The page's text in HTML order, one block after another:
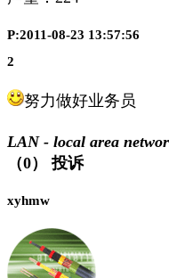
P:2011-08-23 13:57:56
2
努力做好业务员
LAN - local area
（0）
投诉
xyhmw